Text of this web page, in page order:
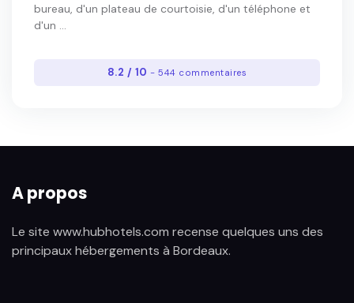
bureau, d'un plateau de courtoisie, d'un téléphone et
d'un ...
8.2 / 10- 544 commentaires
A propos
Le site www.hubhotels.com recense quelques uns des
principaux hébergements à Bordeaux.